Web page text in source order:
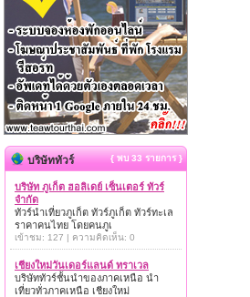
บริษัททัวร์ { พบ 33 รายการ }
บริษัท ภูเก็ต ฮอลิเดย์ เซ็นเตอร์ ทัวร์
จำกัด
ทัวร์นำเที่ยวภูเก็ต ทัวร์ภูเก็ต ทัวร์ทะเล
ราคาคนไทย โดยคนภูเ
เข้าชม: 127 | ความคิดเห็น: 0
เชียงใหม่วันเดอร์แลนด์ ทราเวล
บริษัททัวร์ชั้นนำของภาคเหนือ นำ
เที่ยวทั่วภาคเหนือ เชียงใหม่